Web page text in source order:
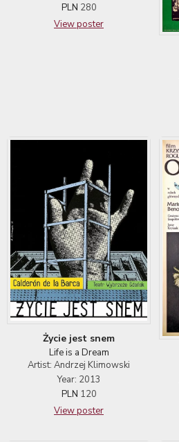
PLN 280
View poster
Życie jest snem
Life is a Dream
Artist: Andrzej Klimowski
Year: 2013
PLN 120
View poster